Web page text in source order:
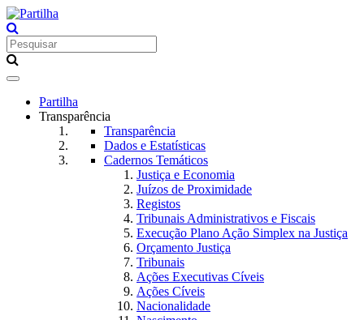
Toggle
navigationPartilha
Transparência
Transparência
Dados e Estatísticas
Cadernos Temáticos
Justiça e Economia
Juízos de Proximidade
Registos
Tribunais Administrativos e Fiscais
Execução Plano Ação Simplex na Justiça
Orçamento Justiça
Tribunais
Ações Executivas Cíveis
Ações Cíveis
Nacionalidade